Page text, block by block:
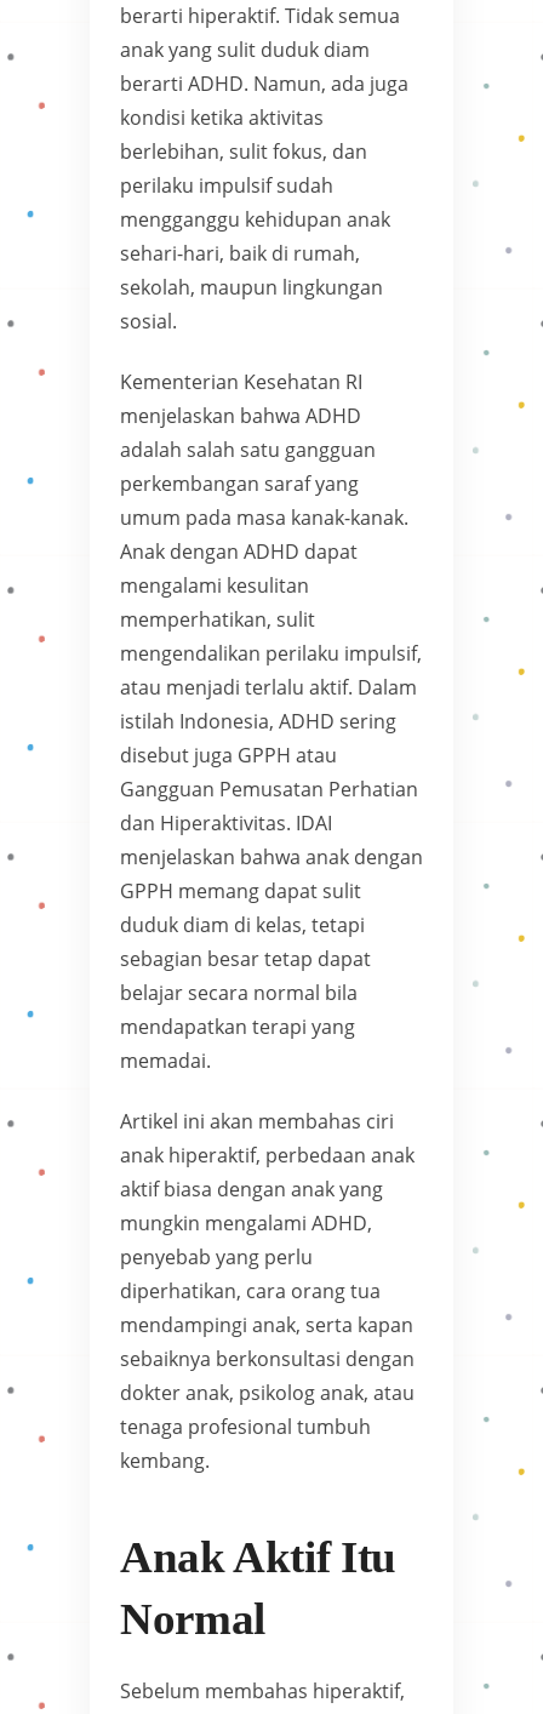
berarti hiperaktif. Tidak semua
anak yang sulit duduk diam
berarti ADHD. Namun, ada juga
kondisi ketika aktivitas
berlebihan, sulit fokus, dan
perilaku impulsif sudah
mengganggu kehidupan anak
sehari-hari, baik di rumah,
sekolah, maupun lingkungan
sosial.
Kementerian Kesehatan RI
menjelaskan bahwa ADHD
adalah salah satu gangguan
perkembangan saraf yang
umum pada masa kanak-kanak.
Anak dengan ADHD dapat
mengalami kesulitan
memperhatikan, sulit
mengendalikan perilaku impulsif,
atau menjadi terlalu aktif. Dalam
istilah Indonesia, ADHD sering
disebut juga GPPH atau
Gangguan Pemusatan Perhatian
dan Hiperaktivitas. IDAI
menjelaskan bahwa anak dengan
GPPH memang dapat sulit
duduk diam di kelas, tetapi
sebagian besar tetap dapat
belajar secara normal bila
mendapatkan terapi yang
memadai.
Artikel ini akan membahas ciri
anak hiperaktif, perbedaan anak
aktif biasa dengan anak yang
mungkin mengalami ADHD,
penyebab yang perlu
diperhatikan, cara orang tua
mendampingi anak, serta kapan
sebaiknya berkonsultasi dengan
dokter anak, psikolog anak, atau
tenaga profesional tumbuh
kembang.
Anak Aktif Itu
Normal
Sebelum membahas hiperaktif,